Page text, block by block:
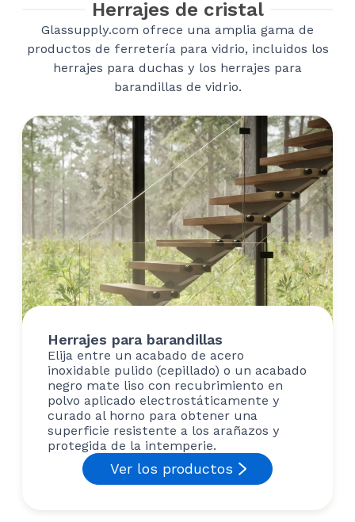
Herrajes de cristal
Glassupply.com ofrece una amplia gama de
productos de ferretería para vidrio, incluidos los
herrajes para duchas y los herrajes para
barandillas de vidrio.
Herrajes para barandillas
Elija entre un acabado de acero
inoxidable pulido (cepillado) o un acabado
negro mate liso con recubrimiento en
polvo aplicado electrostáticamente y
curado al horno para obtener una
superficie resistente a los arañazos y
protegida de la intemperie.
Ver los productos